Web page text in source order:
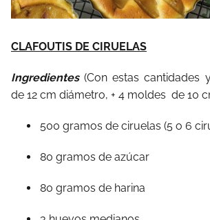
CLAFOUTIS DE CIRUELAS
Ingredientes(Con estas cantidades
de 12 cm diámetro, + 4 moldes de 10
500 gramos de ciruelas (5 o 6
80 gramos de azúcar
80 gramos de harina